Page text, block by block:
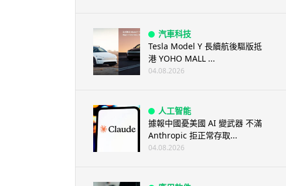
汽車科技
Tesla Model Y 長續航後驅版抵
港 YOHO MALL ...
04.08.2026
人工智能
據報中國憂美國 AI 變武器 不滿
Anthropic 拒正常存取...
04.08.2026